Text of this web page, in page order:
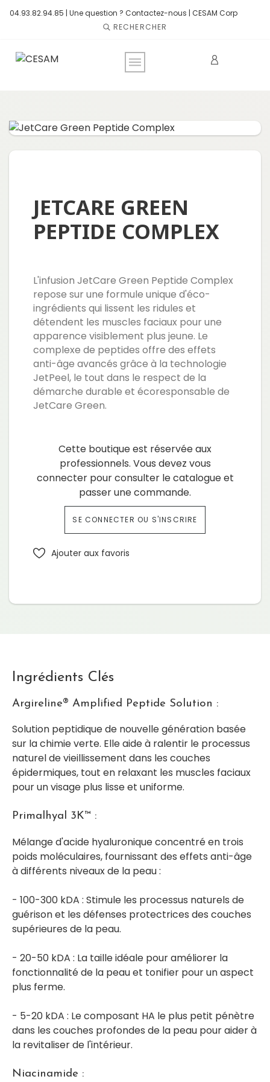
04.93.82.94.85 |Une question ? Contactez-nous |CESAM Corp
RECHERCHER
JETCARE GREEN
PEPTIDE COMPLEX
L'infusion JetCare Green Peptide Complex
repose sur une formule unique d'éco-
ingrédients qui lissent les ridules et
détendent les muscles faciaux pour une
apparence visiblement plus jeune. Le
complexe de peptides offre des effets
anti-âge avancés grâce à la technologie
JetPeel, le tout dans le respect de la
démarche durable et écoresponsable de
JetCare Green.
Cette boutique est réservée aux
professionnels. Vous devez vous
connecter pour consulter le catalogue et
passer une commande.
SE CONNECTER OU S'INSCRIRE
Ajouter aux favoris
Ingrédients Clés
Argireline® Amplified Peptide Solution :
Solution peptidique de nouvelle génération basée
sur la chimie verte. Elle aide à ralentir le processus
naturel de vieillissement dans les couches
épidermiques, tout en relaxant les muscles faciaux
pour un visage plus lisse et uniforme.
Primalhyal 3K™ :
Mélange d'acide hyaluronique concentré en trois
poids moléculaires, fournissant des effets anti-âge
à différents niveaux de la peau :
- 100-300 kDA : Stimule les processus naturels de
guérison et les défenses protectrices des couches
supérieures de la peau.
- 20-50 kDA : La taille idéale pour améliorer la
fonctionnalité de la peau et tonifier pour un aspect
plus ferme.
- 5-20 kDA : Le composant HA le plus petit pénètre
dans les couches profondes de la peau pour aider à
la revitaliser de l'intérieur.
Niacinamide :